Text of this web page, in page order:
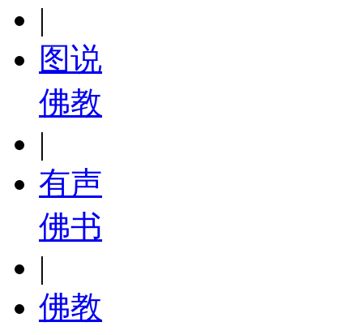
|
图说
佛教
|
有声
佛书
|
佛教